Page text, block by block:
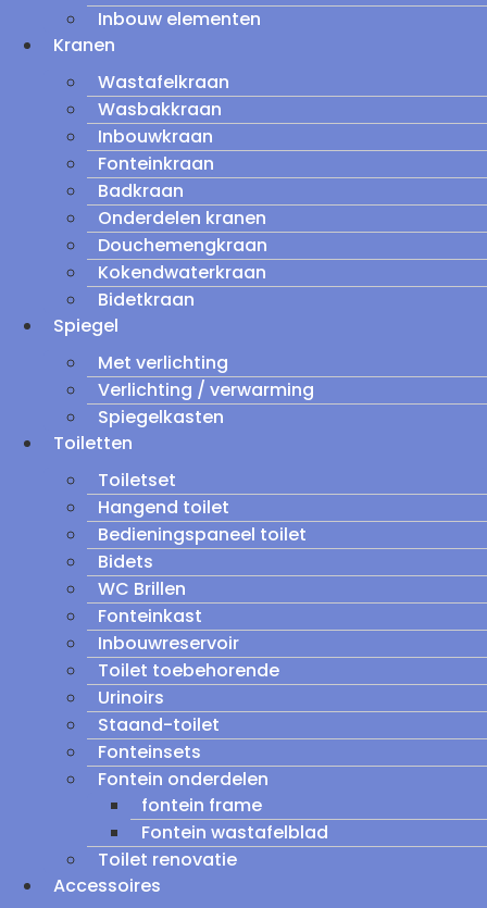
Inbouw elementen
Kranen
Wastafelkraan
Wasbakkraan
Inbouwkraan
Fonteinkraan
Badkraan
Onderdelen kranen
Douchemengkraan
Kokendwaterkraan
Bidetkraan
Spiegel
Met verlichting
Verlichting / verwarming
Spiegelkasten
Toiletten
Toiletset
Hangend toilet
Bedieningspaneel toilet
Bidets
WC Brillen
Fonteinkast
Inbouwreservoir
Toilet toebehorende
Urinoirs
Staand-toilet
Fonteinsets
Fontein onderdelen
fontein frame
Fontein wastafelblad
Toilet renovatie
Accessoires